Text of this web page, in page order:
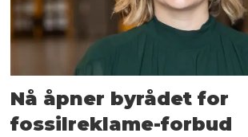
Nå åpner byrådet for
fossilreklame-forbud